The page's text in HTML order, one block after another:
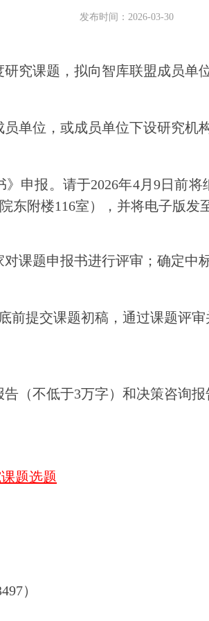
发布时间：2026-03-30
究课题，拟向智库联盟成员单
单位，或成员单位下设研究机
申报。请于2026年4月9日前
东附楼116室），并将电子版发
课题申报书进行评审；确定中
前提交课题初稿，通过课题评审
（不低于3万字）和决策咨询报
题选题
）